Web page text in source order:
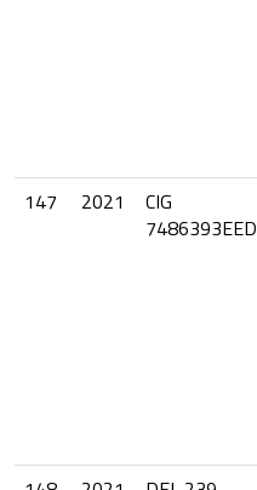
147 2021
CIG
7486393EED